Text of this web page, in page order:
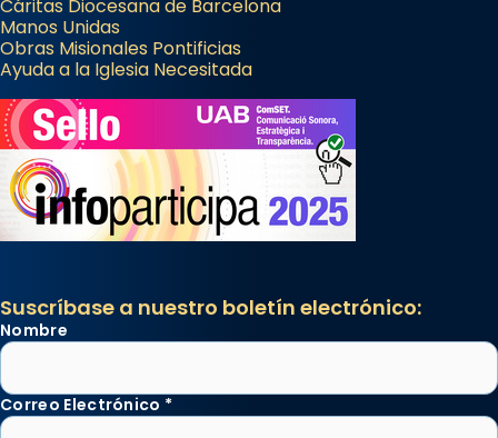
Cáritas Diocesana de Barcelona
Manos Unidas
Obras Misionales Pontificias
Ayuda a la Iglesia Necesitada
Suscríbase a nuestro boletín electrónico:
Nombre
Correo Electrónico *